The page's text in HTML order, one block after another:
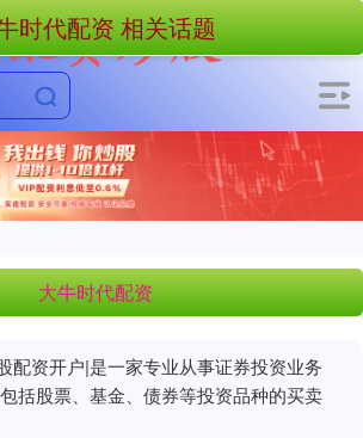
大牛时代配资
配资开户|是一家专业从事证券投资业务
括股票、基金、债券等投资品种的买卖
时代配资 相关话题